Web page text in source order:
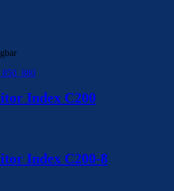
Index C200
Index C200-8